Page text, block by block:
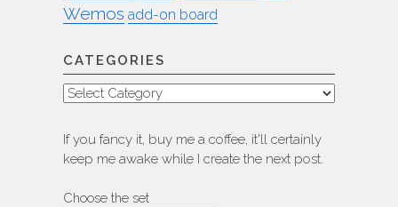
Wemos add-on board
CATEGORIES
Categories
If you fancy it, buy me a coffee, it'll certainly
keep me awake while I create the next post.
Choose the set